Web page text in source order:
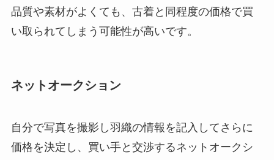
品質や素材がよくても、古着と同程度の価格で買
い取られてしまう可能性が高いです。
ネットオークション
自分で写真を撮影し羽織の情報を記入してさらに
価格を決定し、買い手と交渉するネットオークシ